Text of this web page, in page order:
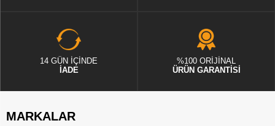
14 GÜN İÇİNDE
İADE
%100 ORİJİNAL
ÜRÜN GARANTİSİ
MARKALAR